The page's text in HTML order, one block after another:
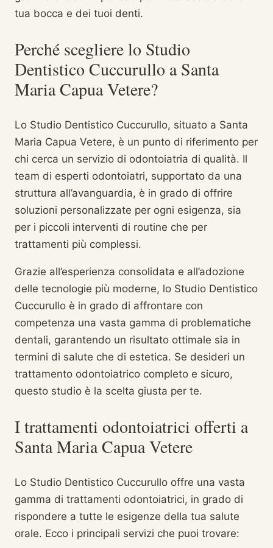
tua bocca e dei tuoi denti.
Perché scegliere lo Studio
Dentistico Cuccurullo a Santa
Maria Capua Vetere?
Lo Studio Dentistico Cuccurullo, situato a Santa
Maria Capua Vetere, è un punto di riferimento per
chi cerca un servizio di odontoiatria di qualità. Il
team di esperti odontoiatri, supportato da una
struttura all’avanguardia, è in grado di offrire
soluzioni personalizzate per ogni esigenza, sia
per i piccoli interventi di routine che per
trattamenti più complessi.
Grazie all’esperienza consolidata e all’adozione
delle tecnologie più moderne, lo Studio Dentistico
Cuccurullo è in grado di affrontare con
competenza una vasta gamma di problematiche
dentali, garantendo un risultato ottimale sia in
termini di salute che di estetica. Se desideri un
trattamento odontoiatrico completo e sicuro,
questo studio è la scelta giusta per te.
I trattamenti odontoiatrici offerti a
Santa Maria Capua Vetere
Lo Studio Dentistico Cuccurullo offre una vasta
gamma di trattamenti odontoiatrici, in grado di
rispondere a tutte le esigenze della tua salute
orale. Ecco i principali servizi che puoi trovare: